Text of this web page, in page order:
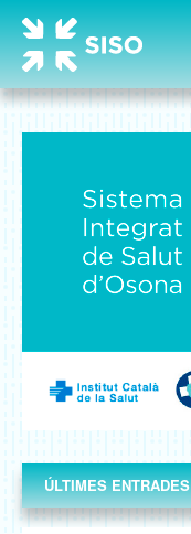
ÚLTIMES ENTRADES